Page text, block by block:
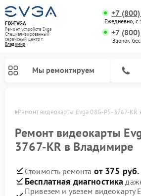
FIX-EVGA
Ремонт устройств Evga
Специализированный
cервисный центр г.
Владимир
+7
Ежедневно,
+7
Звонок
Мы ремонтируем
Ремонт видеокарты Evga 08G-P5-3767-KR
Ремонт видеокарты
3767-KR в Владимире
Стоимость ремонта от 375 руб.
Бесплатная диагностика
Привезем и увезем видеокарту